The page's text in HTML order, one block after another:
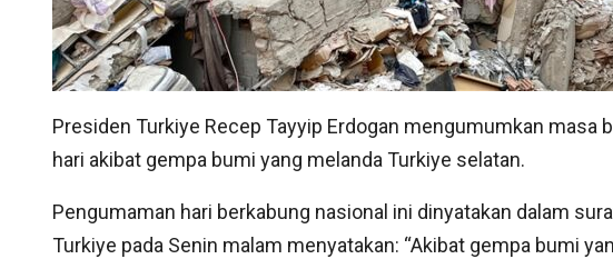
Presiden Turkiye Recep Tayyip Erdogan mengumumkan masa
hari akibat gempa bumi yang melanda Turkiye selatan.
Pengumaman hari berkabung nasional ini dinyatakan dalam
Turkiye pada Senin malam menyatakan: “Akibat gempa bumi